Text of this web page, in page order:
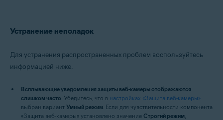
Устранение неполадок
Для устранения распространенных проблем воспользуйтесь
информацией ниже.
Всплывающие уведомления защиты веб-камеры отображаются
слишком часто . Убедитесь, что в настройках «Защита веб-камеры»
выбран вариант Умный режим . Если для чувствительности компонента
«Защита веб-камеры» установлено значение Строгий режим